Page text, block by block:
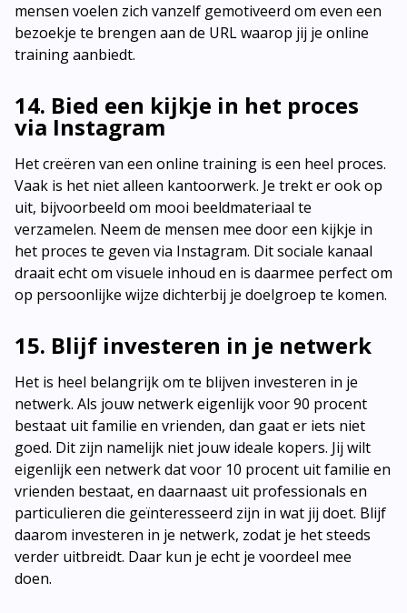
mensen voelen zich vanzelf gemotiveerd om even een
bezoekje te brengen aan de URL waarop jij je online
training aanbiedt.
14. Bied een kijkje in het proces
via Instagram
Het creëren van een online training is een heel proces.
Vaak is het niet alleen kantoorwerk. Je trekt er ook op
uit, bijvoorbeeld om mooi beeldmateriaal te
verzamelen. Neem de mensen mee door een kijkje in
het proces te geven via Instagram. Dit sociale kanaal
draait echt om visuele inhoud en is daarmee perfect om
op persoonlijke wijze dichterbij je doelgroep te komen.
15. Blijf investeren in je netwerk
Het is heel belangrijk om te blijven investeren in je
netwerk. Als jouw netwerk eigenlijk voor 90 procent
bestaat uit familie en vrienden, dan gaat er iets niet
goed. Dit zijn namelijk niet jouw ideale kopers. Jij wilt
eigenlijk een netwerk dat voor 10 procent uit familie en
vrienden bestaat, en daarnaast uit professionals en
particulieren die geïnteresseerd zijn in wat jij doet. Blijf
daarom investeren in je netwerk, zodat je het steeds
verder uitbreidt. Daar kun je echt je voordeel mee
doen.